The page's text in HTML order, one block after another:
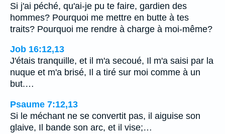
Si j'ai péché, qu'ai-je pu te faire, gardien des
hommes? Pourquoi me mettre en butte à tes
traits? Pourquoi me rendre à charge à moi-même?
Job 16:12,13
J'étais tranquille, et il m'a secoué, Il m'a saisi par la
nuque et m'a brisé, Il a tiré sur moi comme à un
but.…
Psaume 7:12,13
Si le méchant ne se convertit pas, il aiguise son
glaive, Il bande son arc, et il vise;…